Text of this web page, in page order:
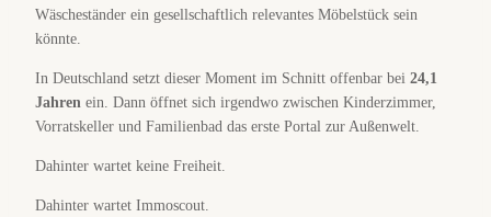
Wäscheständer ein gesellschaftlich relevantes Möbelstück sein
könnte.
In Deutschland setzt dieser Moment im Schnitt offenbar bei 24,1
Jahren ein. Dann öffnet sich irgendwo zwischen Kinderzimmer,
Vorratskeller und Familienbad das erste Portal zur Außenwelt.
Dahinter wartet keine Freiheit.
Dahinter wartet Immoscout.